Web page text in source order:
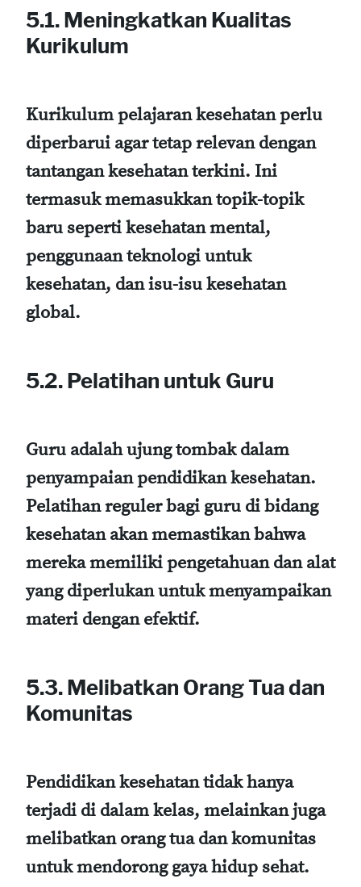
5.1. Meningkatkan Kualitas
Kurikulum
Kurikulum pelajaran kesehatan perlu
diperbarui agar tetap relevan dengan
tantangan kesehatan terkini. Ini
termasuk memasukkan topik-topik
baru seperti kesehatan mental,
penggunaan teknologi untuk
kesehatan, dan isu-isu kesehatan
global.
5.2. Pelatihan untuk Guru
Guru adalah ujung tombak dalam
penyampaian pendidikan kesehatan.
Pelatihan reguler bagi guru di bidang
kesehatan akan memastikan bahwa
mereka memiliki pengetahuan dan alat
yang diperlukan untuk menyampaikan
materi dengan efektif.
5.3. Melibatkan Orang Tua dan
Komunitas
Pendidikan kesehatan tidak hanya
terjadi di dalam kelas, melainkan juga
melibatkan orang tua dan komunitas
untuk mendorong gaya hidup sehat.